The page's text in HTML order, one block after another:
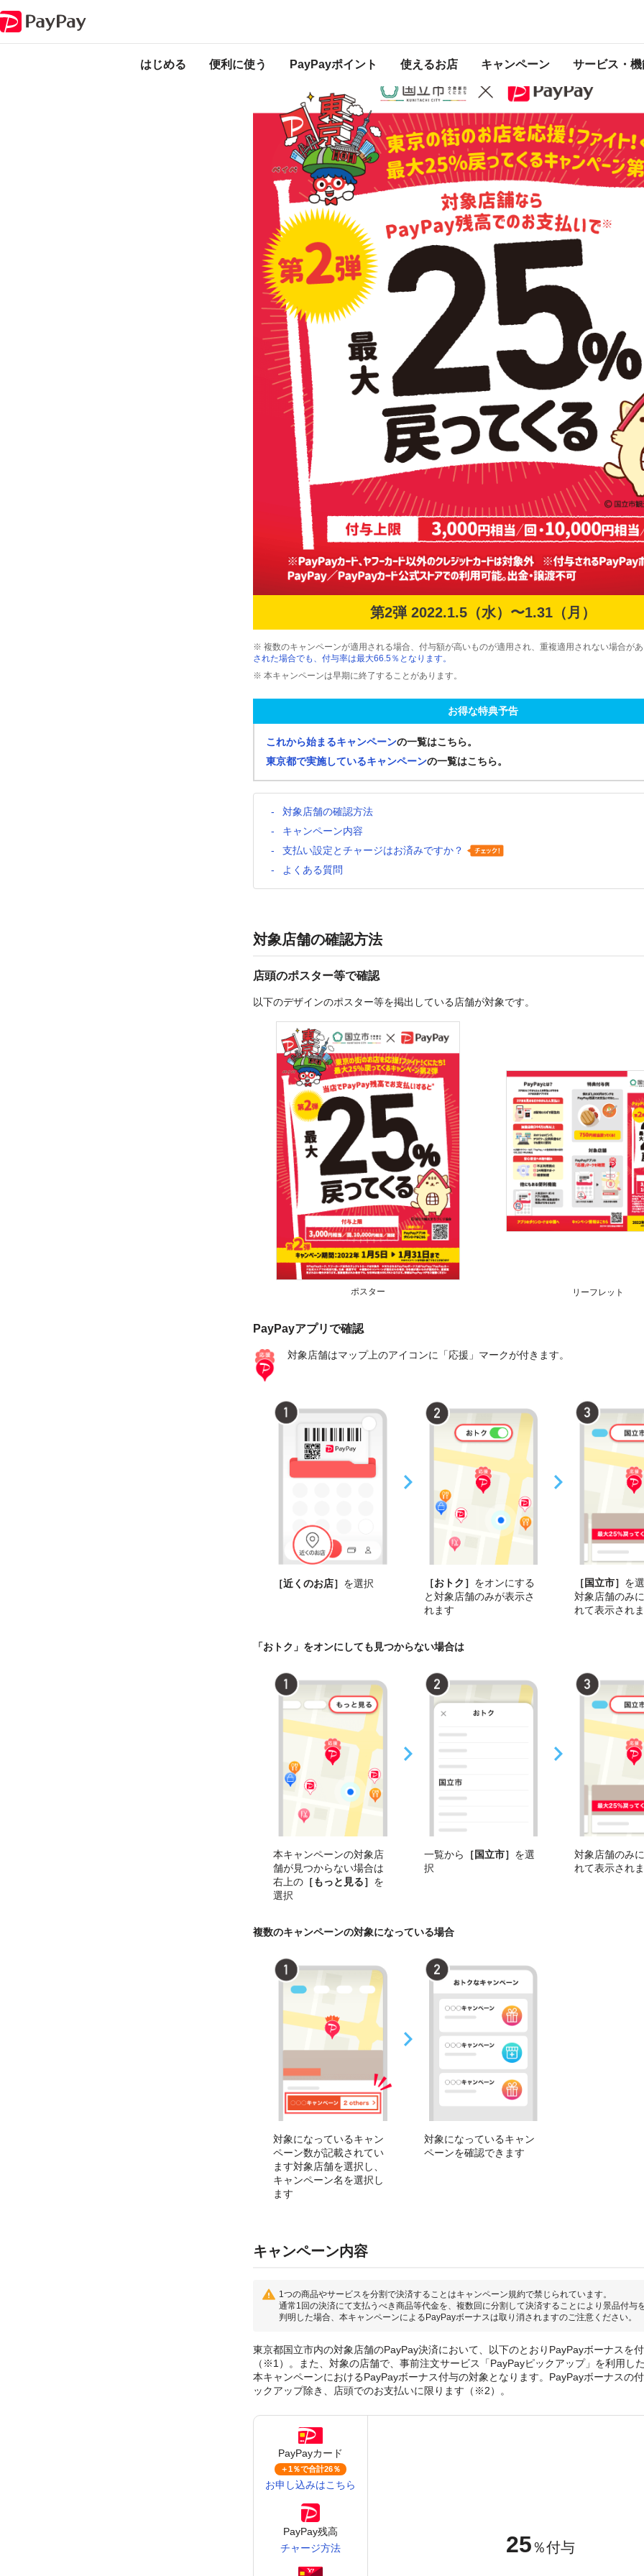
はじめる 便利に使う PayPayポイント 使えるお店 キャンペーン サービス・
ります。
第2弾 2022.1.5（水）〜1.31（月）
※ 複数のキャンペーンが適用される場合、付与額が高いものが適用され、重複適用されない場合があ
された場合でも、付与率は最大66.5％となります。
※ 本キャンペーンは早期に終了することがあります。
お得な特典予告
これから始まるキャンペーンの一覧はこちら。
東京都で実施しているキャンペーンの一覧はこちら。
対象店舗の確認方法
キャンペーン内容
支払い設定とチャージはお済みですか？
よくある質問
対象店舗の確認方法
店頭のポスター等で確認
以下のデザインのポスター等を掲出している店舗が対象です。
ポスター リーフレット
PayPayアプリで確認
対象店舗はマップ上のアイコンに「応援」マークが付きます。
［近くのお店］ を選択 ［おトク］ をオンにする
と対象店舗のみが表示さ
れます
［国立市］ を
対象店舗のみ
れて表示され
「おトク」をオンにしても見つからない場合は
本キャンペーンの対象店
舗が見つからない場合は
右上の ［もっと見る］ を
選択
一覧から ［国立市］ を選
択
対象店舗のみ
れて表示され
複数のキャンペーンの対象になっている場合
対象になっているキャン
ペーン数が記載されてい
ます対象店舗を選択し、
キャンペーン名を選択し
ます
対象になっているキャン
ペーンを確認できます
キャンペーン内容
1つの商品やサービスを分割で決済することはキャンペーン規約で禁じられています。
通常1回の決済にて支払うべき商品等代金を、複数回に分割して決済することにより景品付与
判明した場合、本キャンペーンによるPayPayボーナスは取り消されますのご注意ください。
東京都国立市内の対象店舗のPayPay決済において、以下のとおりPayPayボーナスを
（※1）。また、対象の店舗で、事前注文サービス「PayPayピックアップ」を利用した
本キャンペーンにおけるPayPayボーナス付与の対象となります。PayPayボーナスの
ックアップ除き、店頭でのお支払いに限ります（※2）。
PayPayカード
＋1％で合計26％
お申し込みはこちら
PayPay残高
チャージ方法
25 ％付与